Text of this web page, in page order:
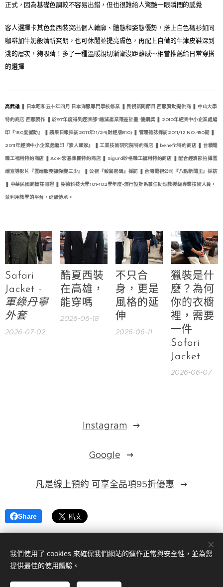
正式，因為基礎色調較不容易出錯，但也很難給人驚艷一眼瞬間的感覺😂
客人選擇卡其色套西裝突出個人輪廓、體態和姿態優勢，搭上白色襯衫如同
咖啡加牛奶般清新爽朗，也可休閒並提亮膚色，再配上自備的牛津皮鞋深到
淺的層次，夠吸睛！多了一種溫暖親切漸漸沒距離感～相當推薦給日常穿搭
的選擇😎
高武雄❚ 日本昭和五十年四月 日本洋服專門學校修業 ❚ 民視新聞節目 西服贊助提供商 ❚ 中山大學
特約商店 西服製作 ❚ 於97年度得到經濟部"縮減產業落差計畫"優網獎 ❚ 2010年經濟中小企業處編
印『180度撼動』 ❚ 蘋果日報採訪2011年11/24(財經版B10) ❚ 管理雜誌採訪2011/12 NO.450期 ❚
2011年經濟中小企業處編印『素人頭家』 ❚ 工業技術研究院特約商店 ❚ benefit特約商店 ❚ 台積電
職工福利特約商店 ❚ Acer宏碁集團特約商店 ❚ Sigurd矽格職工福利特約商店 ❚ 配合經濟部拍攝雲
端宣導影片『雲端服務讓你變三少』 ❚ 公視『致富密碼』採訪 ❚ 台灣電視公司『八點新聞王』採訪
❚ 中華民國商標註冊證 ❚ 樹德科技大學101-102學年度-流行設計系兼任助理教授級專業技術人員，
並利用教學的平台，延續傳承。
Safari
Jacket -
軍綠丹寧
外套
2026-07-02
酷夏西裝
在高雄，
能穿嗎
2026-06-18
不只合
身，更是
風格的延
伸
2026-06-11
獵裝是什
麼？為何
你的衣櫥
裡，需要
一件
Safari
Jacket
2026-06-07
Instagram
Google
凡是線上預約 可享全品項95折優惠
Share
©2023拿破倫手工西服（手工客製化西裝訂做）
我們使用了 cookies 來確保我們網站的運作正常與安全性，並為您
提供最佳的使用體驗。